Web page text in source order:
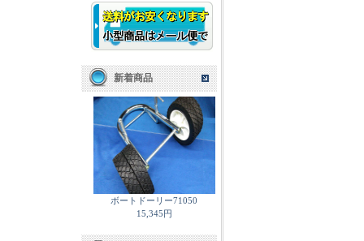
新着商品
ボートドーリー71050
15,345円